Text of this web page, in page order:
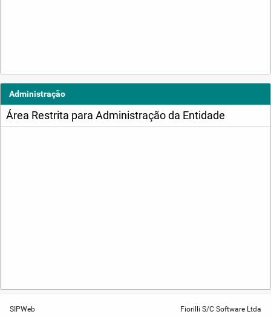
Administração
Área Restrita para Administração da Entidade
SIPWeb
Fiorilli S/C Software Ltda